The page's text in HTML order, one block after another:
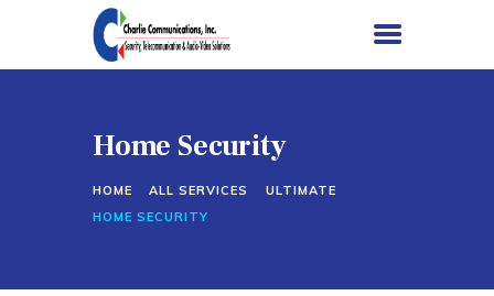
Home Security
HOME ALL SERVICES
ULTIMATE
HOME SECURITY